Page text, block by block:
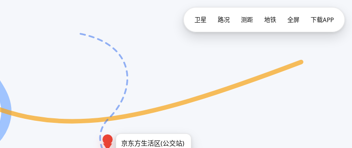
京东方生活区(公交站)
卫星 路况 测距 地铁 全屏 下载APP